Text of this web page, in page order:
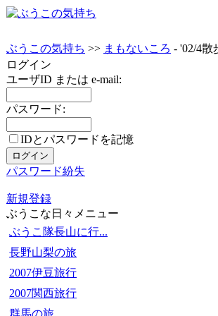
ぶうこの気持ち >> まもないころ - '02/4散
ログイン
ユーザID または e-mail:
パスワード:
IDとパスワードを記憶
パスワード紛失
新規登録
ぶうこな日々メニュー
ぶうこ隊長山に行...
長野山梨の旅
2007伊豆旅行
2007関西旅行
群馬の旅